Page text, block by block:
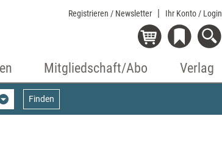
Registrieren / Newsletter Ihr Konto / Login
Mitgliedschaft/Abo Verlag
Finden